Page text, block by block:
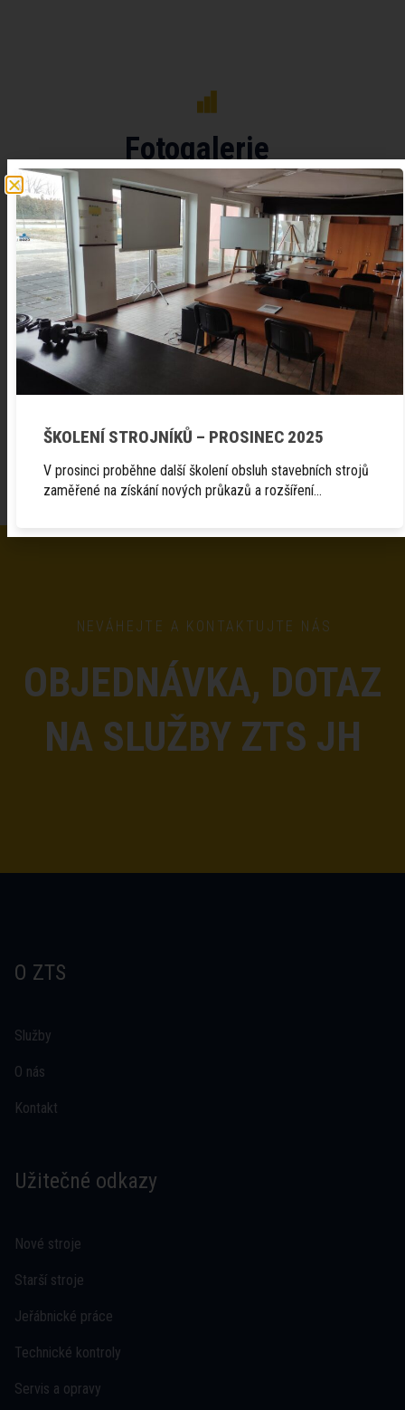
Fotogalerie
NEVÁHEJTE A KONTAKTUJTE NÁS
OBJEDNÁVKA, DOTAZ
NA SLUŽBY ZTS JH
O ZTS
Služby
O nás
Kontakt
Užitečné odkazy
Nové stroje
Starší stroje
Jeřábnické práce
Technické kontroly
Servis a opravy
ŠKOLENÍ STROJNÍKŮ – PROSINEC 2025
V prosinci proběhne další školení obsluh stavebních strojů
zaměřené na získání nových průkazů a rozšíření…